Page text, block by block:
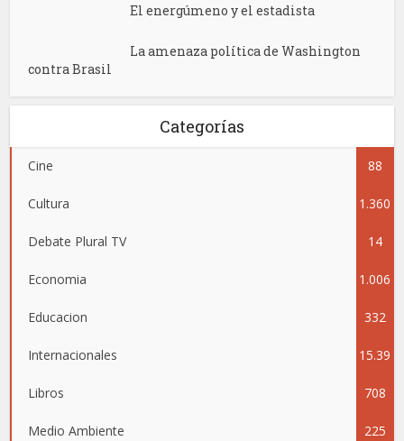
El energúmeno y el estadista
La amenaza política de Washington
contra Brasil
Categorías
Cine 88
Cultura 1.360
Debate Plural TV 14
Economia 1.006
Educacion 332
Internacionales 15.39
5
Libros 708
Medio Ambiente 225